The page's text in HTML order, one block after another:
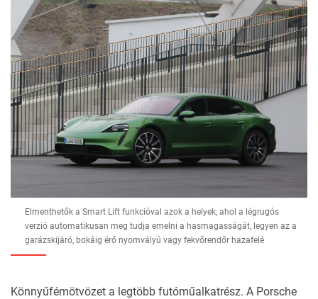
Elmenthetők a Smart Lift funkcióval azok a helyek, ahol a légrugós
verzió automatikusan meg tudja emelni a hasmagasságát, legyen az a
garázskijáró, bokáig érő nyomvályú vagy fekvőrendőr hazafelé
Könnyűfémötvözet a legtöbb futóműalkatrész. A Porsche